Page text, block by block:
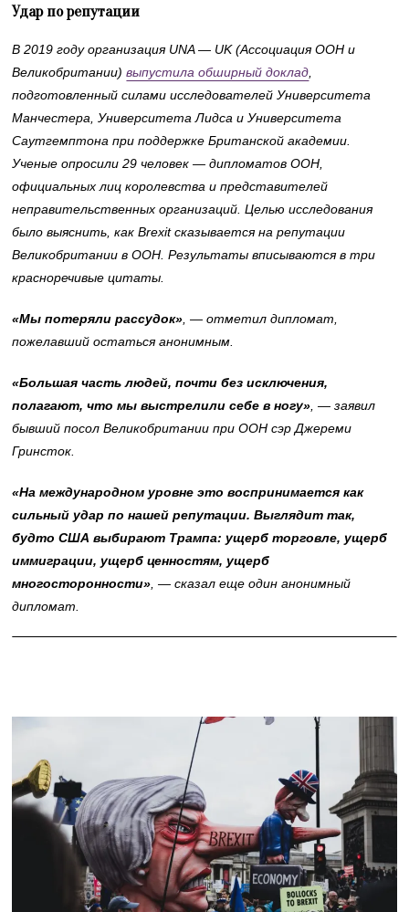
Удар по репутации
В 2019 году организация UNA— UK (Ассоциация ООН и
Великобритании)выпустила обширный доклад
подготовленный силами исследователей Университета
Манчестера, Университета Лидса и Университета
Саутгемптона при поддержке Британской академии.
Ученые опросили 29 человек— дипломатов ООН,
официальных лиц королевства и представителей
неправительственных организаций. Целью исследования
было выяснить, как Brexit сказывается на репутации
Великобритании в ООН. Результаты вписываются в три
красноречивые цитаты.
«Мы потеряли рассудок» ,— отметил дипломат,
пожелавший остаться анонимным.
«Большая часть людей, почти без исключения,
полагают, что мы выстрелили себе в ногу» ,— заявил
бывший посол Великобритании при ООН сэр Джереми
Гринсток.
«На международном уровне это воспринимается как
сильный удар по нашей репутации. Выглядит так,
будто США выбирают Трампа: ущерб торговле, ущерб
иммиграции, ущерб ценностям, ущерб
многосторонности» ,— сказал еще один анонимный
дипломат.